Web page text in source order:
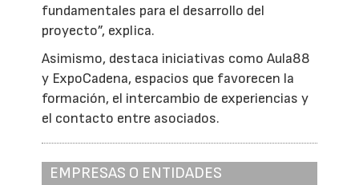
fundamentales para el desarrollo del
proyecto”, explica.
Asimismo, destaca iniciativas como Aula88
y ExpoCadena, espacios que favorecen la
formación, el intercambio de experiencias y
el contacto entre asociados.
EMPRESAS O ENTIDADES